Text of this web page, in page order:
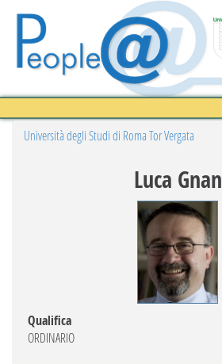
Università degli Studi di Roma Tor Vergata
Luca Gnan
Qualifica
ORDINARIO